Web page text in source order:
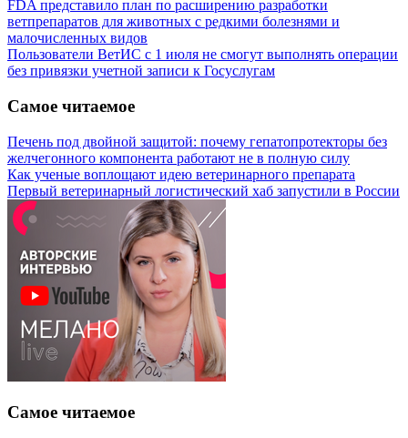
FDA представило план по расширению разработки
ветпрепаратов для животных с редкими болезнями и
малочисленных видов
Пользователи ВетИС с 1 июля не смогут выполнять операции
без привязки учетной записи к Госуслугам
Самое читаемое
Печень под двойной защитой: почему гепатопротекторы без
желчегонного компонента работают не в полную силу
Как ученые воплощают идею ветеринарного препарата
Первый ветеринарный логистический хаб запустили в России
Самое читаемое